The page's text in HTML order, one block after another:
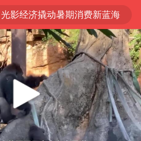
光影经济撬动暑期消费新蓝海
陈思诚零点晒照为佟丽娅庆生
马克·艾伦退出斯诺克中国公开赛
郑丽文：台湾从来没有“独立”过
新疆优化调整景区内自驾服务费
情侣在平潭拍日出时坠崖致一死一伤
茅台部分直营店飞天茅台提价